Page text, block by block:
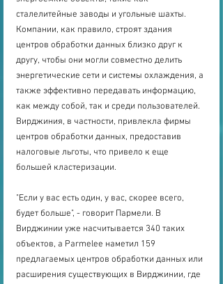
сталелитейные заводы и угольные шахты.
Компании, как правило, строят здания
центров обработки данных близко друг к
другу, чтобы они могли совместно делить
энергетические сети и системы охлаждения, а
также эффективно передавать информацию,
как между собой, так и среди пользователей.
Вирджиния, в частности, привлекла фирмы
центров обработки данных, предоставив
налоговые льготы, что привело к еще
большей кластеризации.
"Если у вас есть один, у вас, скорее всего,
будет больше", - говорит Пармели. В
Вирджинии уже насчитывается 340 таких
объектов, а Parmelee наметил 159
предлагаемых центров обработки данных или
расширения существующих в Вирджинии, где